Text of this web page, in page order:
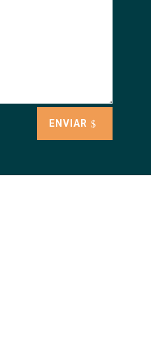
ENVIAR